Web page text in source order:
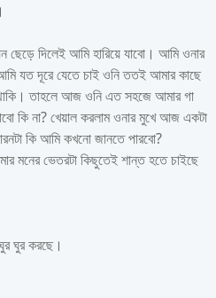
ছেড়ে দিলেই আমি হারিয়ে যাবো। আমি ওনার
যত দূরে যেতে চাই ওনি ততই আমার কাছে
তাহলে আজ ওনি এত সহজে আমার গা
কি না? খেয়াল করলাম ওনার মুখে আজ একটা
কি আমি কখনো জানতে পারবো?
মনের ভেতরটা কিছুতেই শান্ত হতে চাইছে
ঘুর করছে।